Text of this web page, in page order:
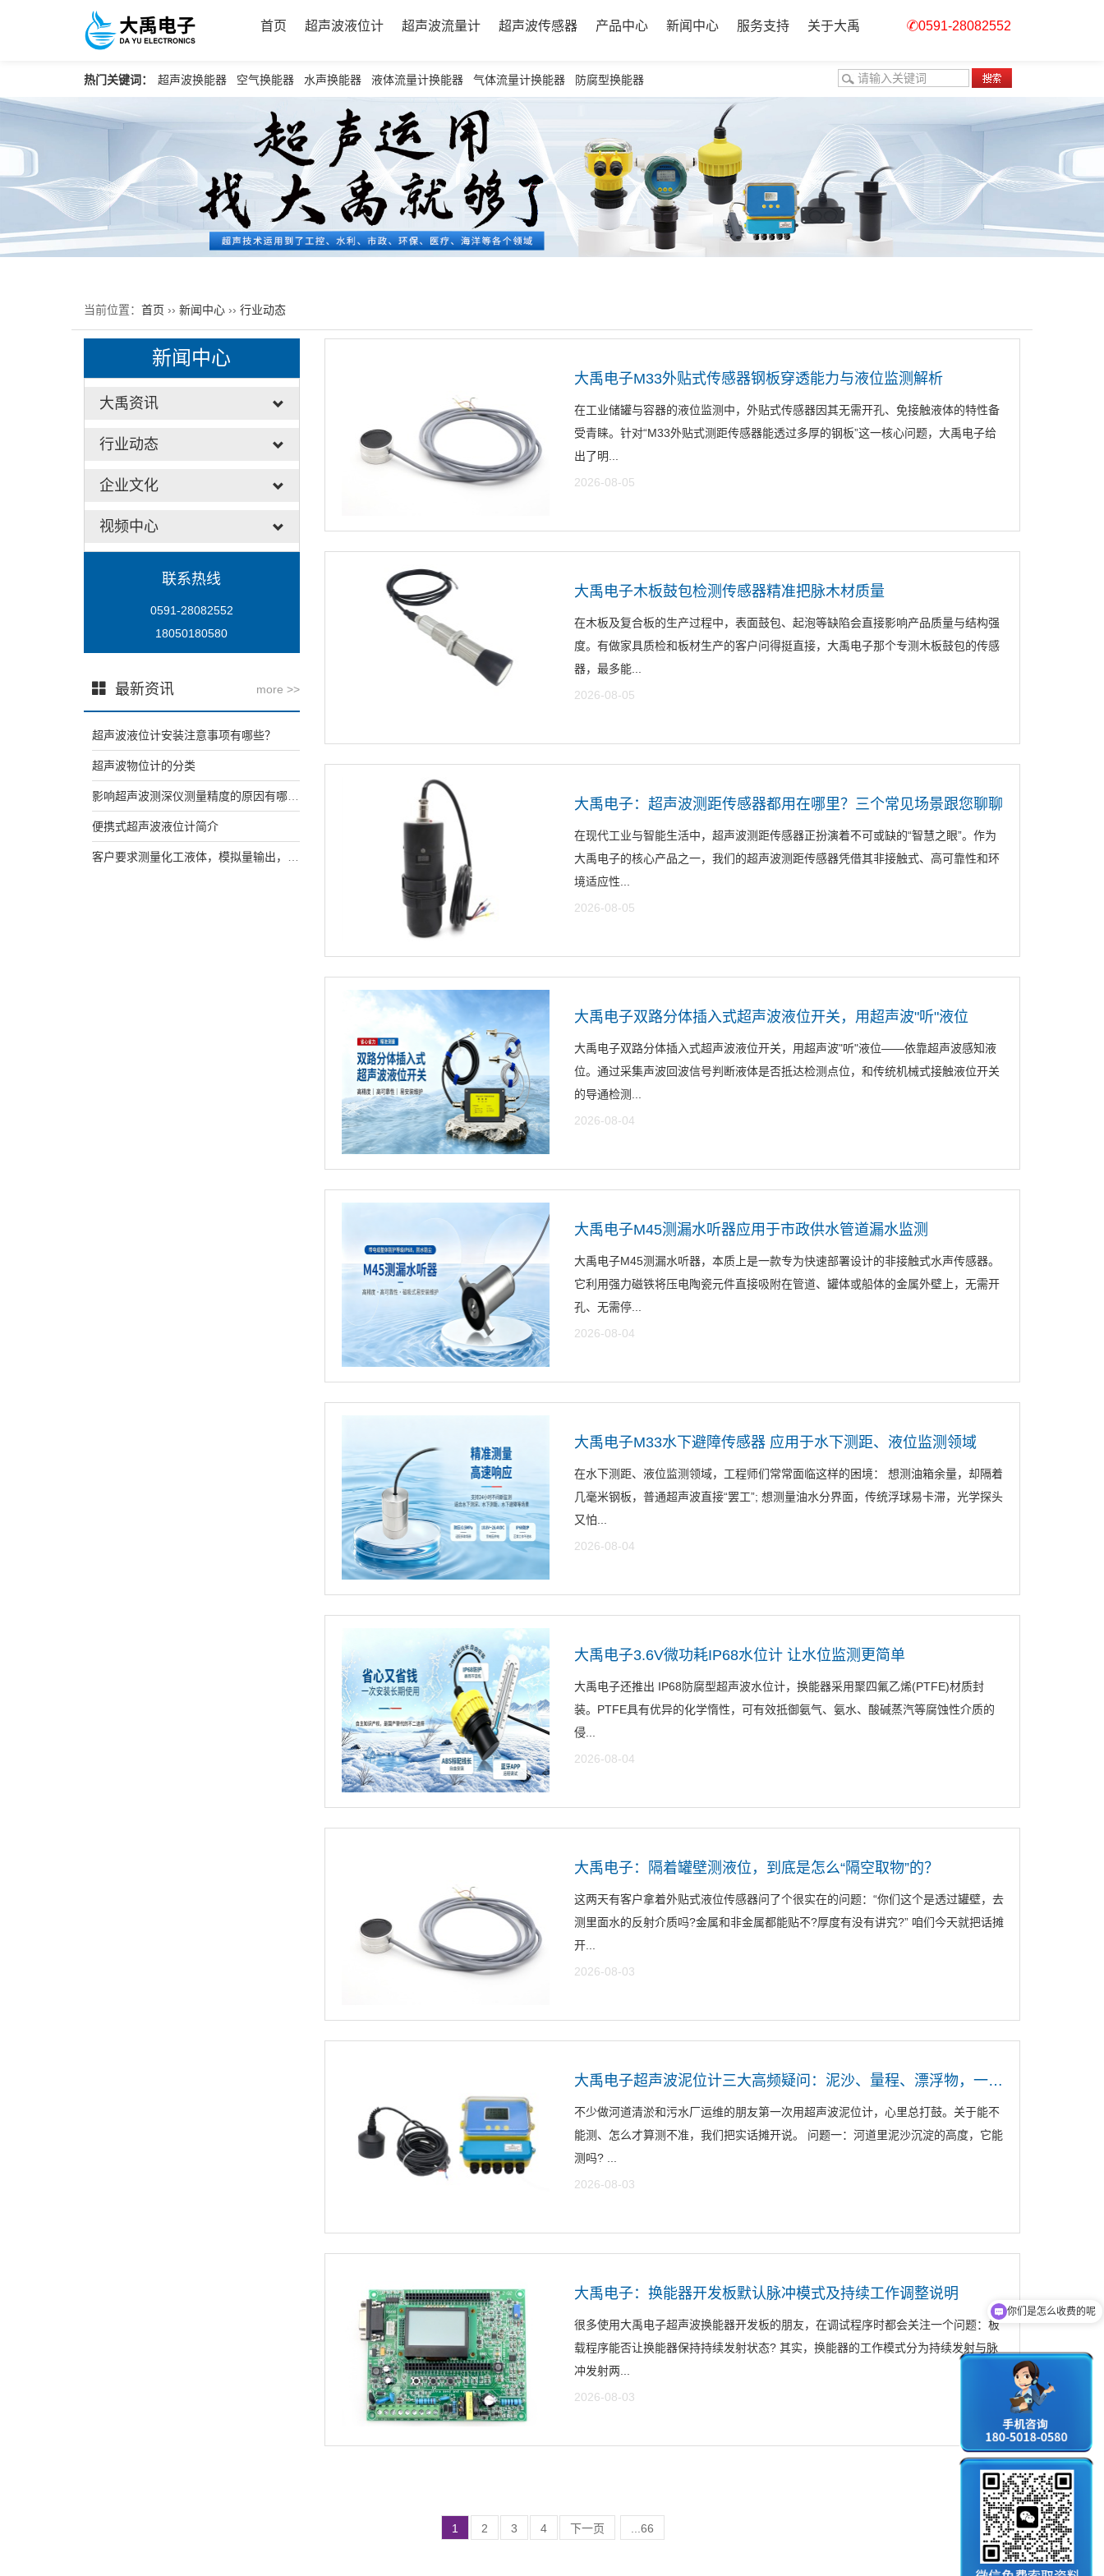
首页 超声波液位计 超声波流量计 超声波传感器 产品中心 新闻中心 服务支持 关于大禹 0591-28082552
热门关键词： 超声波换能器 空气换能器 水声换能器 液体流量计换能器 气体流量计换能器 防腐型换能器
当前位置： 首页 ›› 新闻中心 ›› 行业动态
新闻中心
大禹资讯
行业动态
企业文化
视频中心
联系热线
0591-28082552
18050180580
最新资讯 more >>
超声波液位计安装注意事项有哪些？
超声波物位计的分类
便携式超声波液位计简介
大禹电子M33外贴式传感器钢板穿透能力与液位监测解析
在工业储罐与容器的液位监测中，外贴式传感器因其无需开孔、免接触液体的特性备
受青睐。针对“M33外贴式测距传感器能透过多厚的钢板”这一核心问题，大禹电子给
出了明...
2026-08-05
大禹电子木板鼓包检测传感器精准把脉木材质量
在木板及复合板的生产过程中，表面鼓包、起泡等缺陷会直接影响产品质量与结构强
度。有做家具质检和板材生产的客户问得挺直接，大禹电子那个专测木板鼓包的传感
器，最多能...
2026-08-05
大禹电子：超声波测距传感器都用在哪里？三个常见场景跟您聊聊
在现代工业与智能生活中，超声波测距传感器正扮演着不可或缺的“智慧之眼”。作为
大禹电子的核心产品之一，我们的超声波测距传感器凭借其非接触式、高可靠性和环
境适应性...
2026-08-05
大禹电子双路分体插入式超声波液位开关，用超声波"听"液位
大禹电子双路分体插入式超声波液位开关，用超声波"听"液位——依靠超声波感知液
位。通过采集声波回波信号判断液体是否抵达检测点位，和传统机械式接触液位开关
的导通检测...
2026-08-04
大禹电子M45测漏水听器应用于市政供水管道漏水监测
大禹电子M45测漏水听器，本质上是一款专为快速部署设计的非接触式水声传感器。
它利用强力磁铁将压电陶瓷元件直接吸附在管道、罐体或船体的金属外壁上，无需开
孔、无需停...
2026-08-04
大禹电子M33水下避障传感器 应用于水下测距、液位监测领域
在水下测距、液位监测领域，工程师们常常面临这样的困境： 想测油箱余量，却隔着
几毫米钢板，普通超声波直接“罢工”; 想测量油水分界面，传统浮球易卡滞，光学探头
又怕...
2026-08-04
大禹电子3.6V微功耗IP68水位计 让水位监测更简单
大禹电子还推出 IP68防腐型超声波水位计，换能器采用聚四氟乙烯(PTFE)材质封
装。PTFE具有优异的化学惰性，可有效抵御氨气、氨水、酸碱蒸汽等腐蚀性介质的
侵...
2026-08-04
大禹电子：隔着罐壁测液位，到底是怎么“隔空取物”的？
这两天有客户拿着外贴式液位传感器问了个很实在的问题：“你们这个是透过罐壁，去
测里面水的反射介质吗?金属和非金属都能贴不?厚度有没有讲究?” 咱们今天就把话摊
开...
2026-08-03
大禹电子超声波泥位计三大高频疑问：泥沙、量程、漂浮物，一次说清
不少做河道清淤和污水厂运维的朋友第一次用超声波泥位计，心里总打鼓。关于能不
能测、怎么才算测不准，我们把实话摊开说。 问题一：河道里泥沙沉淀的高度，它能
测吗? ...
2026-08-03
大禹电子：换能器开发板默认脉冲模式及持续工作调整说明
很多使用大禹电子超声波换能器开发板的朋友，在调试程序时都会关注一个问题：板
载程序能否让换能器保持持续发射状态? 其实，换能器的工作模式分为持续发射与脉
冲发射两...
2026-08-03
1 2 3 4 下一页 ...66
现在有优惠活动吗